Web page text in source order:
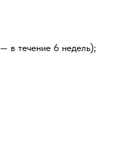
в течение 6 недель);